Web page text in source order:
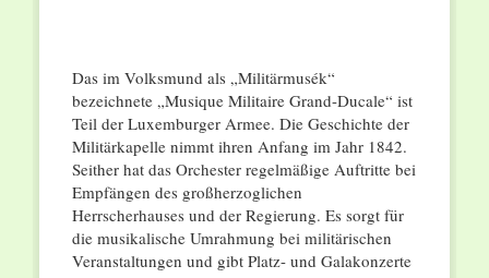
Das im Volksmund als „Militärmusék“
bezeichnete „Musique Militaire Grand-Ducale“ ist
Teil der Luxemburger Armee. Die Geschichte der
Militärkapelle nimmt ihren Anfang im Jahr 1842.
Seither hat das Orchester regelmäßige Auftritte bei
Empfängen des großherzoglichen
Herrscherhauses und der Regierung. Es sorgt für
die musikalische Umrahmung bei militärischen
Veranstaltungen und gibt Platz- und Galakonzerte